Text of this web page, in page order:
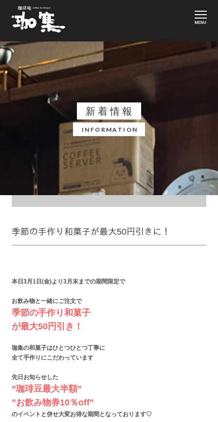
MENU
新着情報
INFORMATION
季節の手作り和菓子が最大50円引きに！
本日3月1日(金)より3月末までの期間限定で
お飲み物と一緒にご注文で
季節の手作り和菓子
が最大50円引き！
珈集の和菓子はひとつひとつ丁寧に
全て手作りにこだわっています
先日お知らせした
”珈琲豆最大半額”
”お飲み物券10％off”
のイベントと併せ大変お得な期間となっております♡